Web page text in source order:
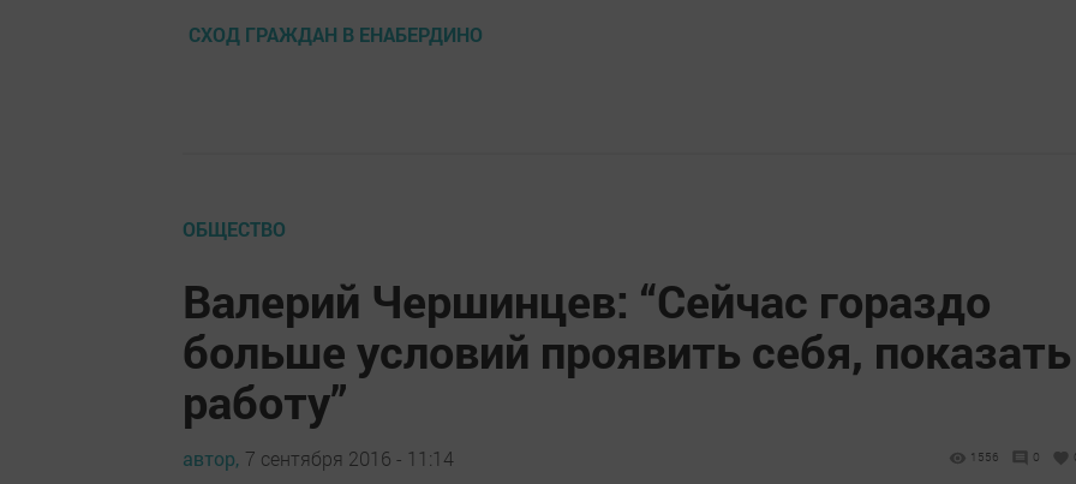
СХОД ГРАЖДАН В ЕНАБЕРДИНО
ОБЩЕСТВО
Валерий Чершинцев: “Сейчас гораздо
больше условий проявить себя, показать
работу”
автор, 7 сентября 2016 - 11:14 1556 0